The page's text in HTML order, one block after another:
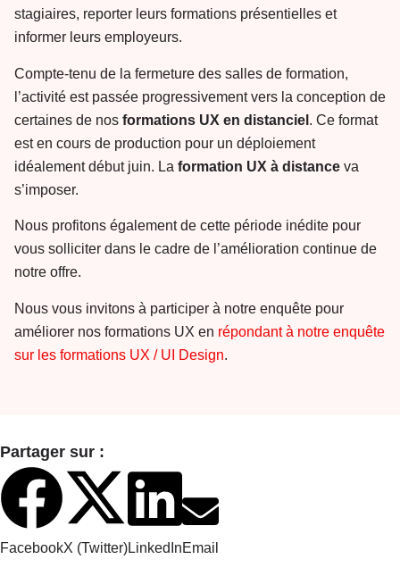
stagiaires, reporter leurs formations présentielles et
informer leurs employeurs.
Compte-tenu de la fermeture des salles de formation,
l’activité est passée progressivement vers la conception de
certaines de nos formations UX en distanciel . Ce format
est en cours de production pour un déploiement
idéalement début juin. La formation UX à distance va
s’imposer.
Nous profitons également de cette période inédite pour
vous solliciter dans le cadre de l’amélioration continue de
notre offre.
Nous vous invitons à participer à notre enquête pour
améliorer nos formations UX en répondant à notre enquête
sur les formations UX / UI Design.
Partager sur :
FacebookX (Twitter)LinkedInEmail